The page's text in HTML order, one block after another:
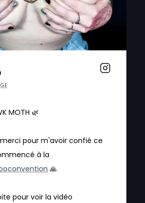
MOTH 🌿
pour m'avoir confié ce
à la
🙏
pour voir la vidéo